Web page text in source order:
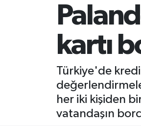
kartı
Türkiye'de kredi
her iki kişiden
vatandaşın
Tüm Manşetler
Son Dakika Haberleri
Haber Arşivi